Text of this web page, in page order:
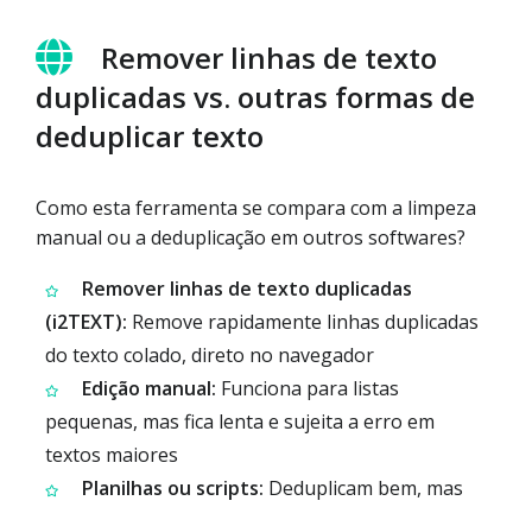
Remover linhas de texto
duplicadas vs. outras formas de
deduplicar texto
Como esta ferramenta se compara com a limpeza
manual ou a deduplicação em outros softwares?
Remover linhas de texto duplicadas
(i2TEXT): Remove rapidamente linhas duplicadas
do texto colado, direto no navegador
Edição manual: Funciona para listas
pequenas, mas fica lenta e sujeita a erro em
textos maiores
Planilhas ou scripts: Deduplicam bem, mas